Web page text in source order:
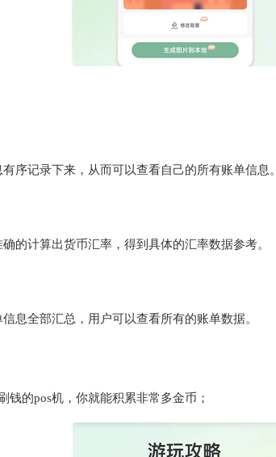
序记录下来，从而可以查看自己的所有账单信息。
的计算出货币汇率，得到具体的汇率数据参考。
息全部汇总，用户可以查看所有的账单数据。
钱的pos机，你就能积累非常多金币；